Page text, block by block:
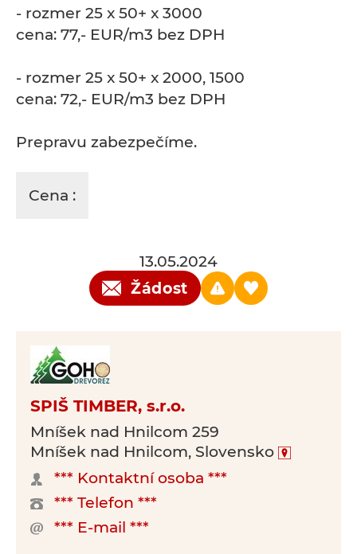
- rozmer 25 x 50+ x 3000
cena: 77,- EUR/m3 bez DPH
- rozmer 25 x 50+ x 2000, 1500
cena: 72,- EUR/m3 bez DPH
Prepravu zabezpečíme.
Cena :
13.05.2024
Žádost
SPIŠ TIMBER, s.r.o.
Mníšek nad Hnilcom 259
Mníšek nad Hnilcom, Slovensko
*** Kontaktní osoba ***
*** Telefon ***
*** E-mail ***